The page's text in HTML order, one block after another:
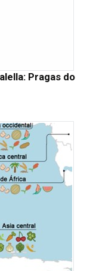
Pragas do